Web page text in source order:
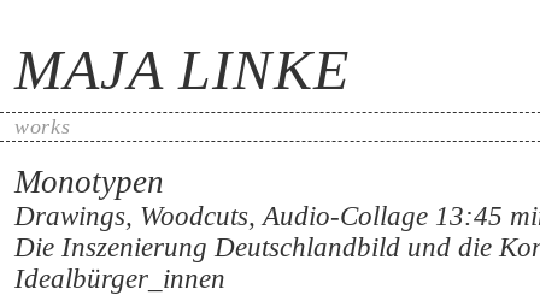
MAJA LINKE
works
Monotypen
Drawings, Woodcuts, Audio-Collage 13:45
Die Inszenierung Deutschlandbild und die
Idealbürger_innen